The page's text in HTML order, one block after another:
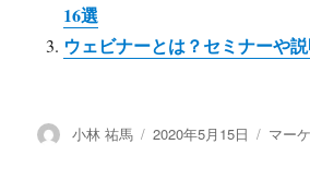
16選
ウェビナーとは？セミナーや
投
小林 祐馬
投
2020年5月15日
カ
マー